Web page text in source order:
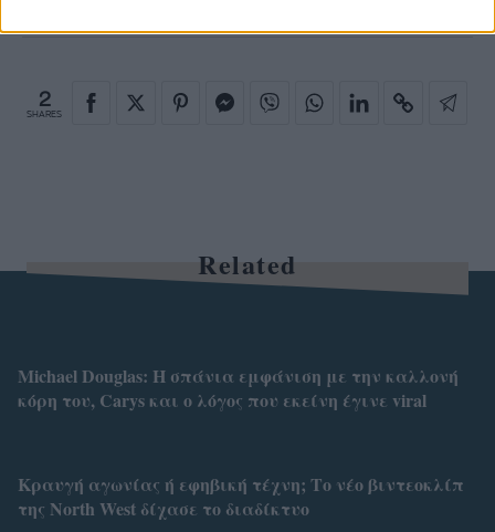
2
SHARES
Related
Michael Douglas: Η σπάνια εμφάνιση με την καλλονή
κόρη του, Carys και ο λόγος που εκείνη έγινε viral
Κραυγή αγωνίας ή εφηβική τέχνη; Το νέο βιντεοκλίπ
της North West δίχασε το διαδίκτυο